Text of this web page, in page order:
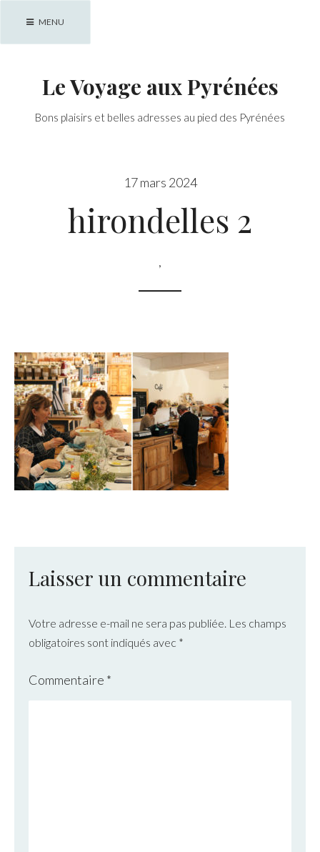
MENU
Le Voyage aux Pyrénées
Bons plaisirs et belles adresses au pied des Pyrénées
17 mars 2024
hirondelles 2
,
Laisser un commentaire
Votre adresse e-mail ne sera pas publiée. Les champs
obligatoires sont indiqués avec *
Commentaire *